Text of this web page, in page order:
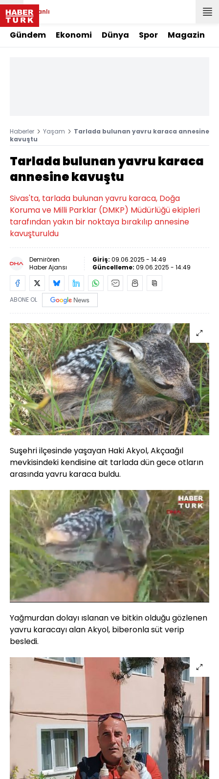
Canlı
Gündem Ekonomi Dünya Spor Magazin
Haberler Yaşam
Tarlada bulunan yavru karaca annesine
kavuştu
Tarlada bulunan yavru karaca
annesine kavuştu
Sivas'ta, tarlada bulunan yavru karaca, Doğa
Koruma ve Milli Parklar (DMKP) Müdürlüğü ekipleri
tarafından yakın bir noktaya bırakılıp annesine
kavuşturuldu
Demirören
Haber Ajansı
Giriş: 09.06.2025 - 14:49
Güncelleme: 09.06.2025 - 14:49
ABONE OL
Suşehri ilçesinde yaşayan Haki Akyol, Akçaağıl
mevkisindeki kendisine ait tarlada dün gece otların
arasında yavru karaca buldu.
Sesi
Aç
Yüklendi :
Oynatma
Hızı
Yağmurdan dolayı ıslanan ve bitkin olduğu gözlenen
yavru karacayı alan Akyol, biberonla süt verip
besledi.